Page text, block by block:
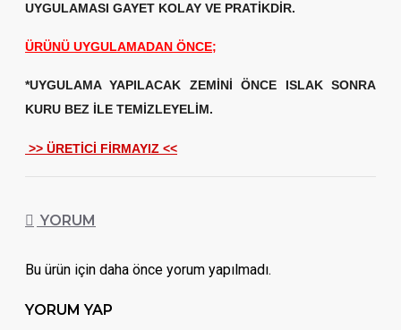
UYGULAMASI GAYET KOLAY VE PRATİKDİR.
ÜRÜNÜ UYGULAMADAN ÖNCE;
*UYGULAMA YAPILACAK ZEMİNİ ÖNCE ISLAK SONRA
KURU BEZ İLE TEMİZLEYELİM.
>> ÜRETİCİ FİRMAYIZ <<
YORUM
Bu ürün için daha önce yorum yapılmadı.
YORUM YAP